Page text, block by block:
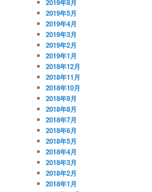
2019年8月
2019年5月
2019年4月
2019年3月
2019年2月
2019年1月
2018年12月
2018年11月
2018年10月
2018年9月
2018年8月
2018年7月
2018年6月
2018年5月
2018年4月
2018年3月
2018年2月
2018年1月